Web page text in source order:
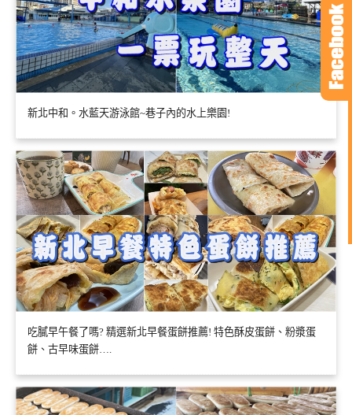
新北中和。水藍天游泳館~巷子內的水上樂園!
吃膩早午餐了嗎? 精選新北早餐蛋餅推薦! 特色酥皮蛋餅、粉漿蛋
餅、古早味蛋餅….